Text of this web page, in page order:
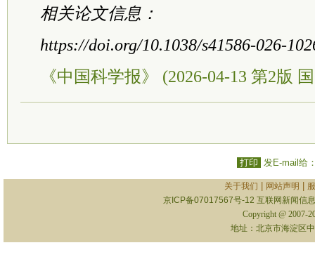
相关论文信息：
https://doi.org/10.1038/s41586-026-
《中国科学报》 (2026-04-13 第2版
打印 发E-mail给
关于我们 网站声明
京ICP备07017567号-12 互联网新闻信
Copyright @ 2007-
地址：北京市海淀区